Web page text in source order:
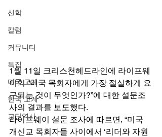
신학
칼럼
커뮤니티
특집
미국 교계
한국 교계
교단역사
1월 11일 크리스천헤드라인에 라이프웨
이의 “미국 목회자에게 가장 절실하게 요
구되는 것이 무엇인가?”에 대한 설문조
사의 결과를 보도했다.
라이프웨이 설문 조사에 따르면, “미국
개신교 목회자들 사이에서 ‘리더와 자원